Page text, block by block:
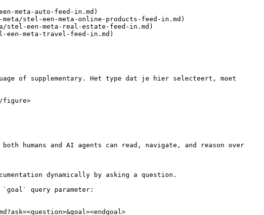
meta-auto-feed-in.md)
stel-een-meta-online-products-feed-in.md)
een-meta-real-estate-feed-in.md)
meta-travel-feed-in.md)
of supplementary. Het type dat je hier selecteert, moet
figure>
humans and AI agents can read, navigate, and reason over
dynamically by asking a question.
`goal` query parameter: